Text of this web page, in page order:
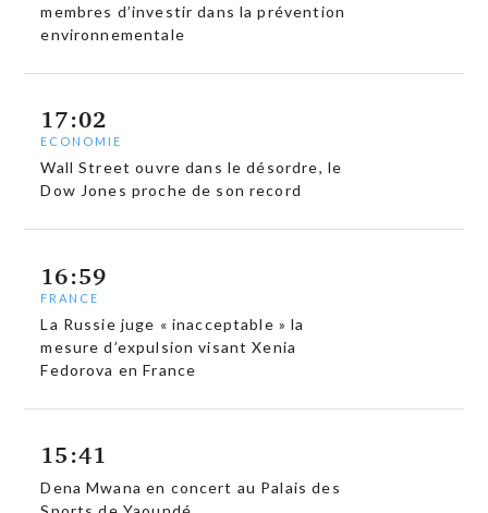
membres d’investir dans la prévention
environnementale
17:02
ECONOMIE
Wall Street ouvre dans le désordre, le
Dow Jones proche de son record
16:59
FRANCE
La Russie juge « inacceptable » la
mesure d’expulsion visant Xenia
Fedorova en France
15:41
Dena Mwana en concert au Palais des